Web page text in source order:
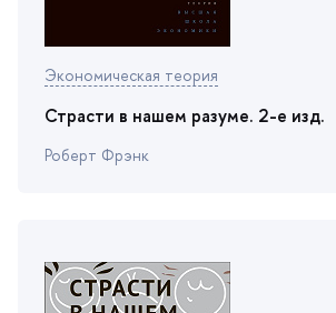
Экономическая теория
Страсти в нашем разуме. 2-e изд.
Роберт Фрэнк